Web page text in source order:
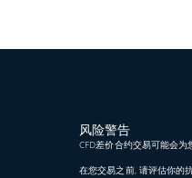
风险警告
CFD差价合约交易可能会为
在您交易之前, 请评估你的